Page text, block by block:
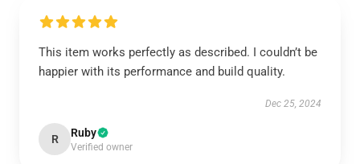
This item works perfectly as described. I couldn’t be
happier with its performance and build quality.
Dec 25, 2024
R Ruby
Verified owner